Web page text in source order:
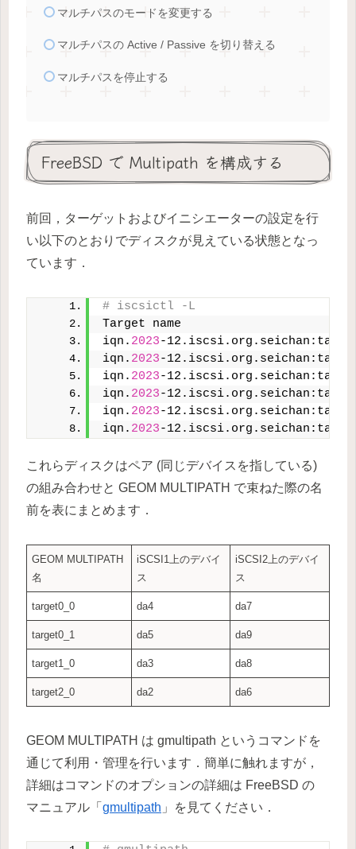
マルチパスのモードを変更する
マルチパスの Active / Passive を切り替える
マルチパスを停止する
FreeBSD で Multipath を構成する
前回，ターゲットおよびイニシエーターの設定を行
い以下のとおりでディスクが見えている状態となっ
ています．
# iscsictl -L
Target name
iqn. 2023-
iqn. 2023-
iqn. 2023-
iqn. 2023-
iqn. 2023-
iqn. 2023-
これらディスクはペア (同じデバイスを指している)
の組み合わせと GEOM MULTIPATH で束ねた際の名
前を表にまとめます．
GEOM MULTIPATH
名
iSCSI1上のデバイ
ス
iSCSI2上のデバイ
ス
target0_0 da4 da7
target0_1 da5 da9
target1_0 da3 da8
target2_0 da2 da6
GEOM MULTIPATH は gmultipath というコマンドを
通じて利用・管理を行います．簡単に触れますが，
詳細はコマンドのオプションの詳細は FreeBSD の
マニュアル「 gmultipath 」を見てください．